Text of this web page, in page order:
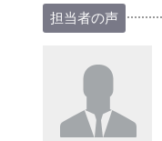
担当者の声